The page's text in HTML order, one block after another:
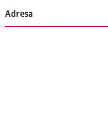
Adresa